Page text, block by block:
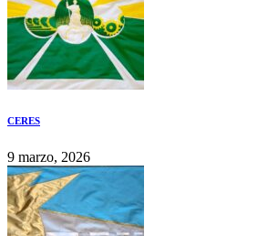
CERES
9 marzo, 2026